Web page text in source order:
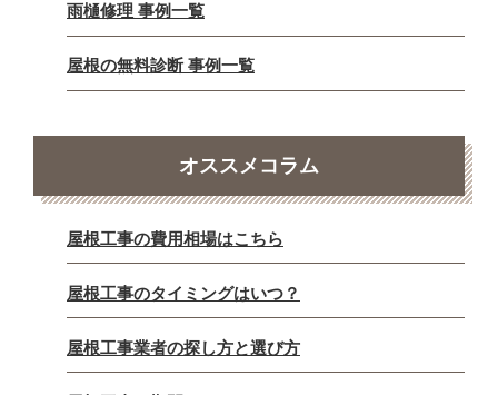
雨樋修理 事例一覧
屋根の無料診断 事例一覧
オススメコラム
屋根工事の費用相場はこちら
屋根工事のタイミングはいつ？
屋根工事業者の探し方と選び方